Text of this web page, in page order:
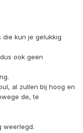
die kun je gelukkig
ook geen
al zullen bij hoog en
de, te
weerlegd.